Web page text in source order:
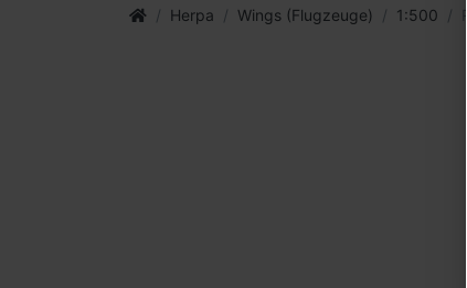
Herpa Wings (Flugzeuge) 1:500